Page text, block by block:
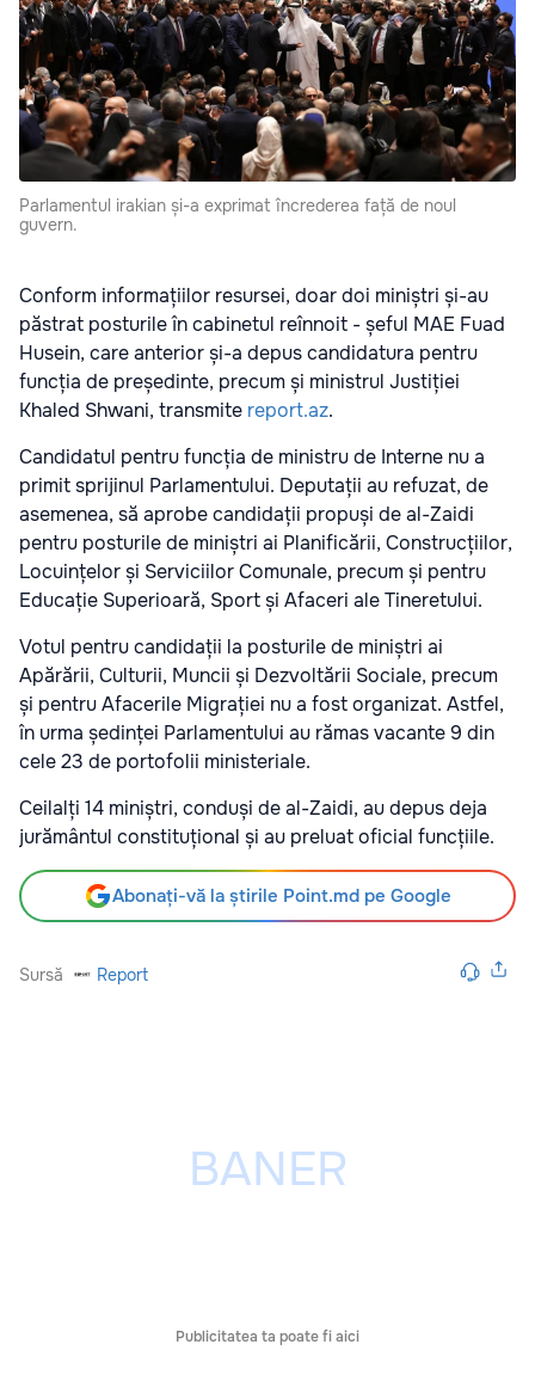
Parlamentul irakian și-a exprimat încrederea față de noul
guvern.
Conform informațiilor resursei, doar doi miniștri și-au
păstrat posturile în cabinetul reînnoit - șeful MAE Fuad
Husein, care anterior și-a depus candidatura pentru
funcția de președinte, precum și ministrul Justiției
Khaled Shwani, transmite report.az.
Candidatul pentru funcția de ministru de Interne nu a
primit sprijinul Parlamentului. Deputații au refuzat, de
asemenea, să aprobe candidații propuși de al-Zaidi
pentru posturile de miniștri ai Planificării, Construcțiilor,
Locuințelor și Serviciilor Comunale, precum și pentru
Educație Superioară, Sport și Afaceri ale Tineretului.
Votul pentru candidații la posturile de miniștri ai
Apărării, Culturii, Muncii și Dezvoltării Sociale, precum
și pentru Afacerile Migrației nu a fost organizat. Astfel,
în urma ședinței Parlamentului au rămas vacante 9 din
cele 23 de portofolii ministeriale.
Ceilalți 14 miniștri, conduși de al-Zaidi, au depus deja
jurământul constituțional și au preluat oficial funcțiile.
Abonați-vă la știrile Point.md pe Google
Sursă Report
Publicitatea ta poate fi aici